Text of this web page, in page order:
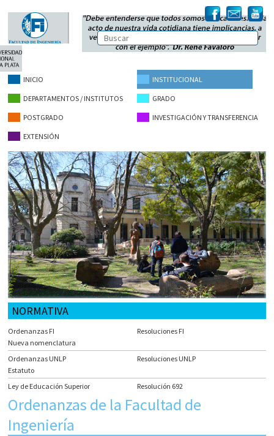
INICIO INSTITUCIONAL
DEPARTAMENTOS / INSTITUTOS GRADO
POSTGRADO INVESTIGACIÓN Y TRANSFERENCIA
EXTENSIÓN
NORMATIVA
Ordenanzas FI
Resoluciones FI
Nueva nomenclatura
Ordenanzas UNLP
Resoluciones UNLP
Estatuto
Ley de Educación Superior
Resolución 692
Ordenanzas de la Facultad de
Ingeniería